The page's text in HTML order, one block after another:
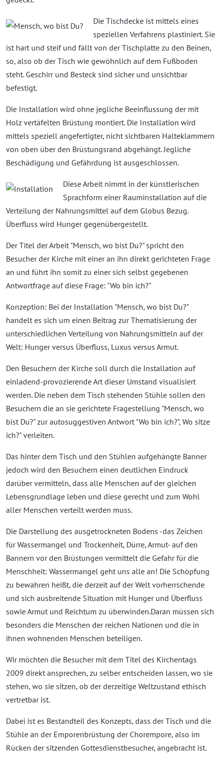
Die Tischdecke ist mittels eines
speziellen Verfahrens plastiniert. Sie
ist hart und steif und fällt von der Tischplatte zu den Beinen,
so, also ob der Tisch wie gewöhnlich auf dem Fußboden
steht. Geschirr und Besteck sind sicher und unsichtbar
befestigt.
Die Installation wird ohne jegliche Beeinflussung der mit
Holz vertäfelten Brüstung montiert. Die Installation wird
mittels speziell angefertigter, nicht sichtbaren Halteklammern
von oben über den Brüstungsrand abgehängt. Jegliche
Beschädigung und Gefährdung ist ausgeschlossen.
Diese Arbeit nimmt in der künstlerischen
Sprachform einer Rauminstallation auf die
Verteilung der Nahrungsmittel auf dem Globus Bezug.
Überfluss wird Hunger gegenübergestellt.
Der Titel der Arbeit "Mensch, wo bist Du?" spricht den
Besucher der Kirche mit einer an ihn direkt gerichteten Frage
an und führt ihn somit zu einer sich selbst gegebenen
Antwortfrage auf diese Frage: "Wo bin ich?"
Konzeption: Bei der Installation "Mensch, wo bist Du?"
handelt es sich um einen Beitrag zur Thematisierung der
unterschiedlichen Verteilung von Nahrungsmitteln auf der
Welt: Hunger versus Überfluss, Luxus versus Armut.
Den Besuchern der Kirche soll durch die Installation auf
einladend-provozierende Art dieser Umstand visualisiert
werden. Die neben dem Tisch stehenden Stühle sollen den
Besuchern die an sie gerichtete Fragestellung "Mensch, wo
bist Du?" zur autosuggestiven Antwort "Wo bin ich?", Wo sitze
ich?" verleiten.
Das hinter dem Tisch und den Stühlen aufgehängte Banner
jedoch wird den Besuchern einen deutlichen Eindruck
darüber vermitteln, dass alle Menschen auf der gleichen
Lebensgrundlage leben und diese gerecht und zum Wohl
aller Menschen verteilt werden muss.
Die Darstellung des ausgetrockneten Bodens -das Zeichen
für Wassermangel und Trockenheit, Dürre, Armut- auf den
Bannern vor den Brüstungen vermittelt die Gefahr für die
Menschheit: Wassermangel geht uns alle an! Die Schöpfung
zu bewahren heißt, die derzeit auf der Welt vorherrschende
und sich ausbreitende Situation mit Hunger und Überfluss
sowie Armut und Reichtum zu überwinden.Daran müssen sich
besonders die Menschen der reichen Nationen und die in
ihnen wohnenden Menschen beteiligen.
Wir möchten die Besucher mit dem Titel des Kirchentags
2009 direkt ansprechen, zu selber entscheiden lassen, wo sie
stehen, wo sie sitzen, ob der derzeitige Weltzustand ethisch
vertretbar ist.
Dabei ist es Bestandteil des Konzepts, dass der Tisch und die
Stühle an der Emporenbrüstung der Chorempore, also im
Rücken der sitzenden Gottesdienstbesucher, angebracht ist.